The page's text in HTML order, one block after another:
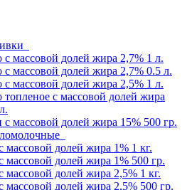
массовой долей жира 2,7% 1 л.
массовой долей жира 2,7% 0.5 л.
массовой долей жира 2,5% 1 л.
с массовой долей жира
массовой долей жира 15% 500 гр.
массовой долей жира 1% 1 кг.
массовой долей жира 1% 500 гр.
массовой долей жира 2,5% 1 кг.
массовой долей жира 2,5% 500 гр.